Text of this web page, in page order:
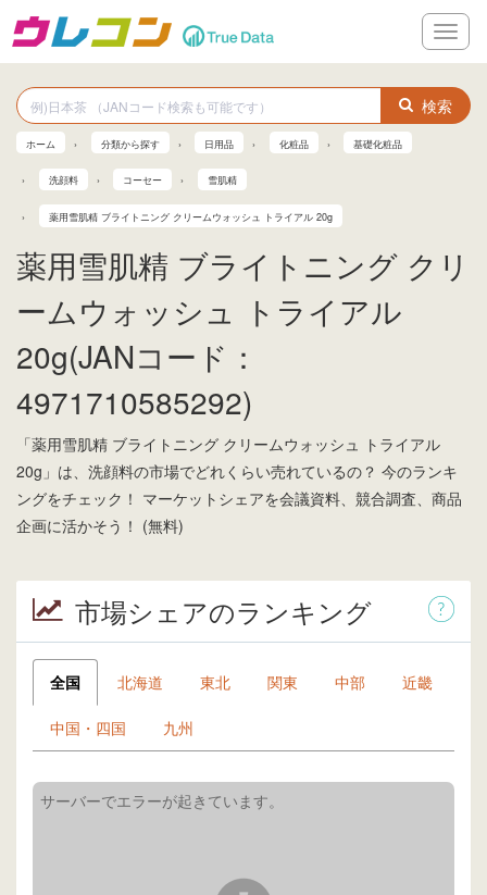
メ
ニ
ー
検索
ホーム 分類から探す 日用品 化粧品 基礎化粧品
洗顔料 コーセー 雪肌精
薬用雪肌精 ブライトニング クリームウォッシュ トライアル 20g
薬用雪肌精 ブライトニング クリ
ームウォッシュ トライアル
20g(JANコード：
4971710585292)
「薬用雪肌精 ブライトニング クリームウォッシュ トライアル
20g」は、洗顔料の市場でどれくらい売れているの？ 今のランキ
ングをチェック！ マーケットシェアを会議資料、競合調査、商品
企画に活かそう！ (無料)
市場シェアのランキング
全国 北海道 東北 関東 中部 近畿
中国・四国 九州